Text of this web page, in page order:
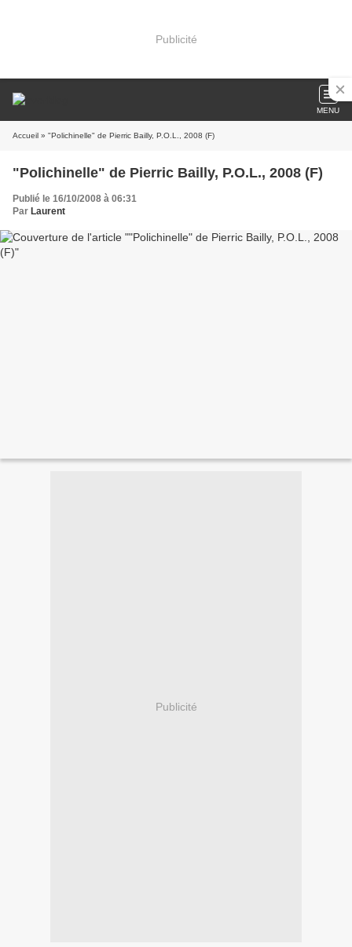
Publicité
MENU
Accueil » "Polichinelle" de Pierric Bailly, P.O.L., 2008 (F)
"Polichinelle" de Pierric Bailly, P.O.L., 2008 (F)
Publié le 16/10/2008 à 06:31
Par Laurent
Publicité